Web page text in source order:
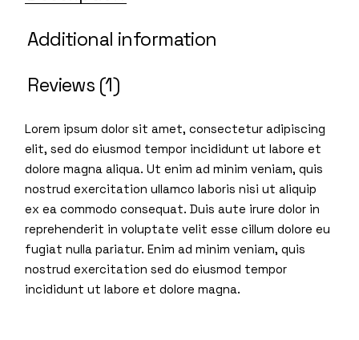
Additional information
Reviews (1)
Lorem ipsum dolor sit amet, consectetur adipiscing
elit, sed do eiusmod tempor incididunt ut labore et
dolore magna aliqua. Ut enim ad minim veniam, quis
nostrud exercitation ullamco laboris nisi ut aliquip
ex ea commodo consequat. Duis aute irure dolor in
reprehenderit in voluptate velit esse cillum dolore eu
fugiat nulla pariatur. Enim ad minim veniam, quis
nostrud exercitation sed do eiusmod tempor
incididunt ut labore et dolore magna.